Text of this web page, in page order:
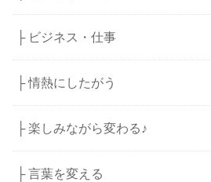
├ ビジネス・仕事
├ 情熱にしたがう
├ 楽しみながら変わる♪
├ 言葉を変える